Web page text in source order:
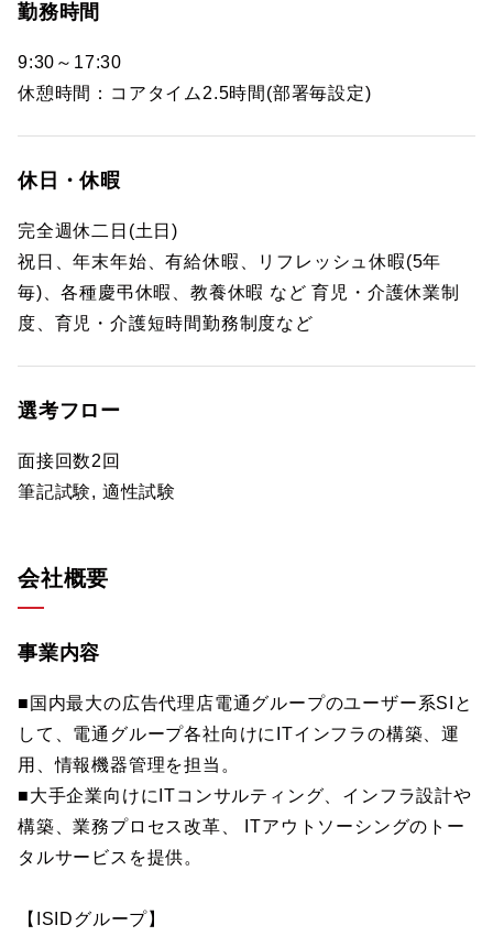
勤務時間
9:30～17:30
休憩時間：コアタイム2.5時間(部署毎設定)
休日・休暇
完全週休二日(土日)
祝日、年末年始、有給休暇、リフレッシュ休暇(5年
毎)、各種慶弔休暇、教養休暇 など 育児・介護休業制
度、育児・介護短時間勤務制度など
選考フロー
面接回数2回
筆記試験, 適性試験
会社概要
事業内容
■国内最大の広告代理店電通グループのユーザー系SIと
して、電通グループ各社向けにITインフラの構築、運
用、情報機器管理を担当。
■大手企業向けにITコンサルティング、インフラ設計や
構築、業務プロセス改革、 ITアウトソーシングのトー
タルサービスを提供。
【ISIDグループ】